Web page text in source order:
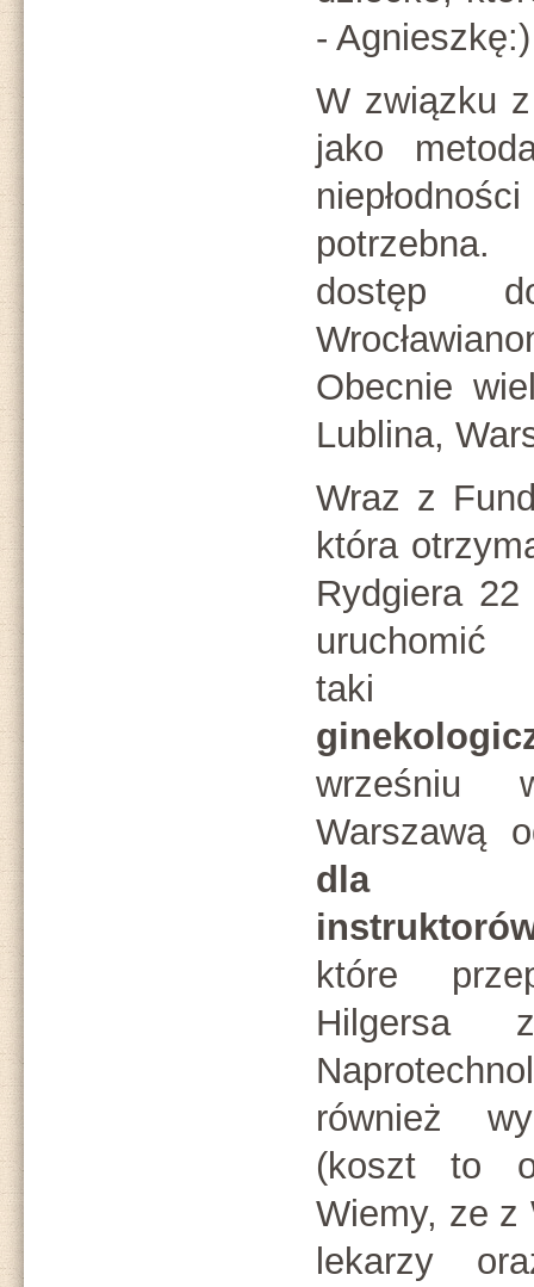
- Agnieszkę:)
W związku
jako
dostęp
Obecnie
Lublina,
Wraz z
która
Rydgiera
wrześniu
Warszawą
dla
które
również
(koszt to
Wiemy, ze z
lekarzy